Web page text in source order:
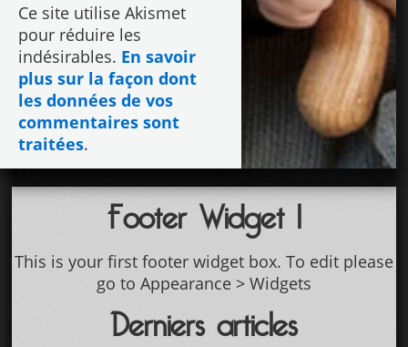
Ce site utilise Akismet
pour réduire les
indésirables. En savoir
plus sur la façon dont
les données de vos
commentaires sont
traitées.
Footer Widget 1
This is your first footer widget box. To edit please
go to Appearance > Widgets
Derniers articles